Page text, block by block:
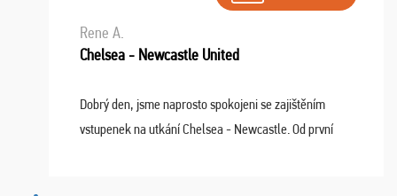
Rene A.
Chelsea - Newcastle United
Dobrý den, jsme naprosto spokojeni se zajištěním
vstupenek na utkání Chelsea - Newcastle. Od první